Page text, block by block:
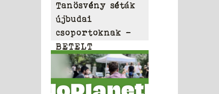
Tanösvény séták
újbudai
csoportoknak –
BETELT